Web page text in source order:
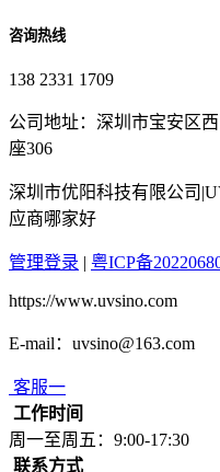
咨询热线
138 2331 1709
公司地址：深圳市宝安区
座306
深圳市优阳科技有限公司
应商哪家好
管理登录 | 粤ICP备
https://www.uvsino.com
E-mail：uvsino@163.com
客服一
工作时间
周一至周五：9:00-17:30
联系方式